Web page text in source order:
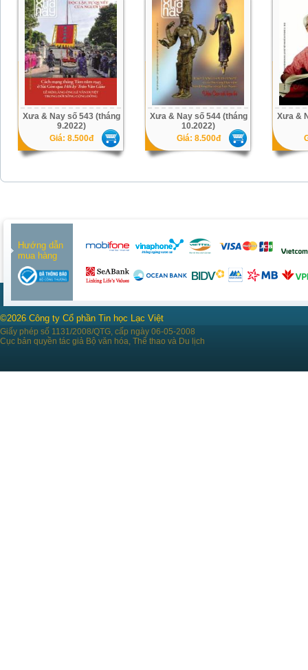
Xưa & Nay số 543 (tháng
9.2022)
Giá: 8.500đ
Xưa & Nay số 544 (tháng
10.2022)
Giá: 8.500đ
Xưa &
Hướng dẫn
mua hàng
©2026 Công ty Cổ phần Tin học Lạc Việt
Giấy phép số 1131/2008/QTG, cấp ngày 06-05-2008
Cục bản quyền tác giả Bộ văn hóa, Thể thao và Du lịch